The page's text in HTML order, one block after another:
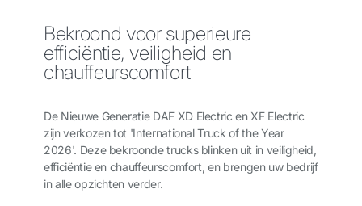
Bekroond voor superieure
efficiëntie, veiligheid en
chauffeurscomfort
De Nieuwe Generatie DAF XD Electric en XF Electric
zijn verkozen tot 'International Truck of the Year
2026'. Deze bekroonde trucks blinken uit in veiligheid,
efficiëntie en chauffeurscomfort, en brengen uw bedrijf
in alle opzichten verder.